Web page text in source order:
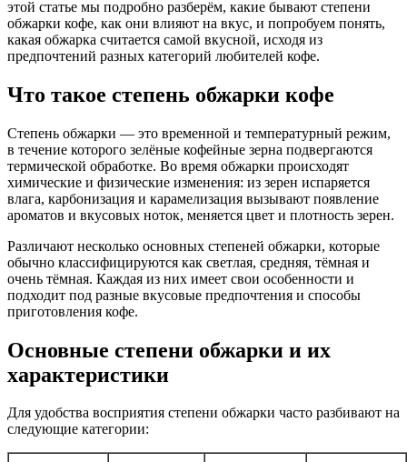
этой статье мы подробно разберём, какие бывают степени
обжарки кофе, как они влияют на вкус, и попробуем понять,
какая обжарка считается самой вкусной, исходя из
предпочтений разных категорий любителей кофе.
Что такое степень обжарки кофе
Степень обжарки — это временной и температурный режим,
в течение которого зелёные кофейные зерна подвергаются
термической обработке. Во время обжарки происходят
химические и физические изменения: из зерен испаряется
влага, карбонизация и карамелизация вызывают появление
ароматов и вкусовых ноток, меняется цвет и плотность зерен.
Различают несколько основных степеней обжарки, которые
обычно классифицируются как светлая, средняя, тёмная и
очень тёмная. Каждая из них имеет свои особенности и
подходит под разные вкусовые предпочтения и способы
приготовления кофе.
Основные степени обжарки и их
характеристики
Для удобства восприятия степени обжарки часто разбивают на
следующие категории: